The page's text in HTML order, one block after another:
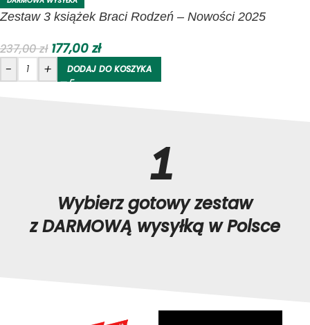
Zestaw 3 książek Braci Rodzeń – Nowości 2025
237,00zł 177,00zł
-
+ DODAJ DO KOSZYKA
1
Wybierz gotowy zestaw
z DARMOWĄ wysyłką w Polsce